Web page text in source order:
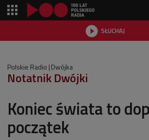
 SŁUCHAJ
Polskie Radio Dwójka
Notatnik Dwójki
Koniec świata to
początek